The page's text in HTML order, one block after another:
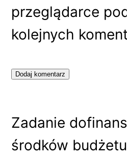
przeglądarce
kolejnych
Zadanie
środków